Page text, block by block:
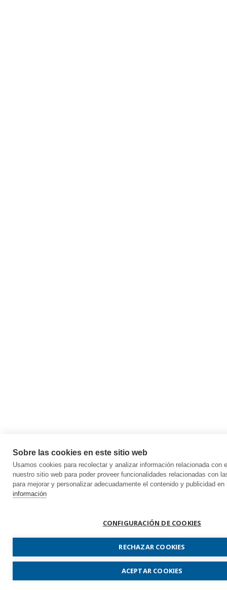
Sobre las cookies en este sitio web
Usamos cookies para recolectar y analizar información relacionada con
nuestro sitio web para poder proveer funcionalidades relacionadas con
para mejorar y personalizar adecuadamente el contenido y publicidad
información
CONFIGURACIÓN DE COOKIES
RECHAZAR COOKIES
ACEPTAR COOKIES